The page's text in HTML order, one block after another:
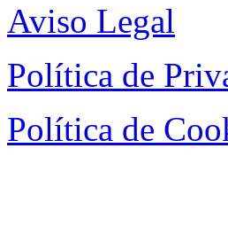
Aviso Legal
Política de
Política de